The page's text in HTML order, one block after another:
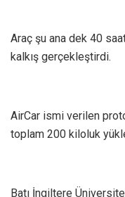
Araç şu ana dek 40
kalkış gerçekleştirdi.
AirCar ismi verilen
toplam 200 kiloluk
Batı İngiltere